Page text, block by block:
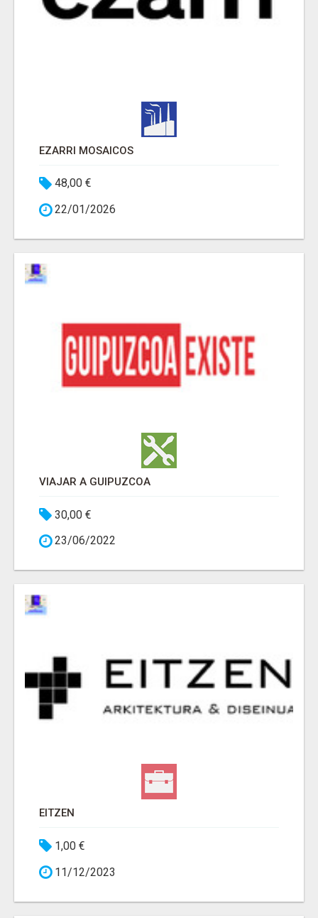
EZARRI MOSAICOS
48,00 €
22/01/2026
VIAJAR A GUIPUZCOA
30,00 €
23/06/2022
EITZEN
1,00 €
11/12/2023